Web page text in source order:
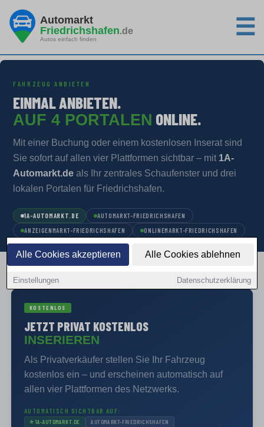
Alle Cookies akzeptieren Alle Cookies ablehnen
Einstellungen Datenschutzerklärung
Automarkt
Friedrichshafen.de
Autos einfach finden ☰
FAHRZEUG ANBIETEN
EINMAL ANBIETEN.
AUF 4 PORTALEN ONLINE.
Mit einer Buchung oder einem kostenlosen Inserat sind
Sie sofort auf allen vier Plattformen sichtbar – mit 1A-
Automarkt.de als Ihr zentrales Schaufenster und drei
lokalen Portalen für Friedrichshafen.
1A-AUTOMARKT.DE
AUTOMARKT-FRIEDRICHSHAFEN
ANZEIGENMARKT-FRIEDRICHSHAFEN
ONLINEMARKT-FRIEDRICHSHAFEN
KOSTENLOS
JETZT PRIVAT KOSTENLOS
INSERIEREN
Als Privatverkäufer stellen Sie Ihr Fahrzeug
kostenlos ein – und erscheinen automatisch auf
allen vier Plattformen des Netzwerks.
AUTOMATISCH SICHTBAR AUF:
⭐ 1A-AUTOMARKT.DE
AUTOMARKT-FRIEDRICHSHAFEN